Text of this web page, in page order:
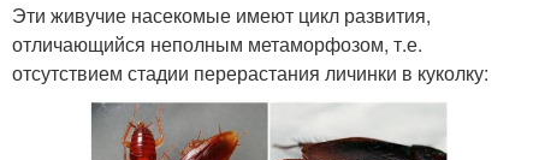
Эти живучие насекомые имеют цикл развития,
отличающийся неполным метаморфозом, т.е.
отсутствием стадии перерастания личинки в куколку: